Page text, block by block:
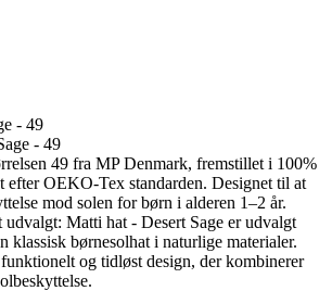
- 49
49 fra MP Denmark, fremstillet i 100%
efter OEKO-Tex standarden. Designet til at
mod solen for børn i alderen 1–2 år.
Matti hat - Desert Sage er udvalgt
klassisk børnesolhat i naturlige materialer.
og tidløst design, der kombinerer